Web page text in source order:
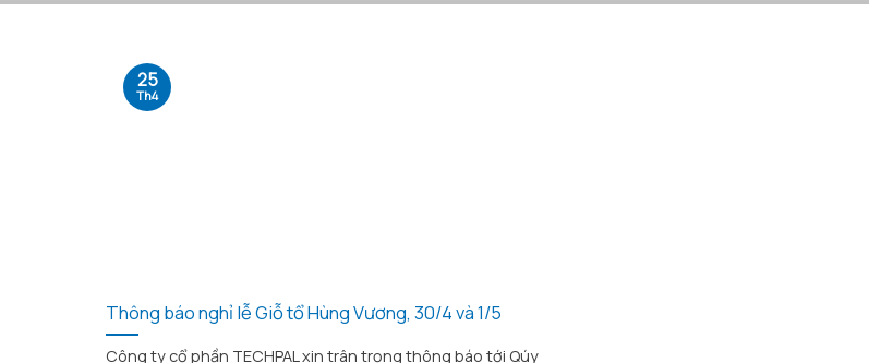
Thông báo nghỉ lễ Giỗ tổ Hùng Vương, 30/4 và 1/5
Công ty cổ phần TECHPAL xin trân trọng thông báo tới Qúy
25
Th4